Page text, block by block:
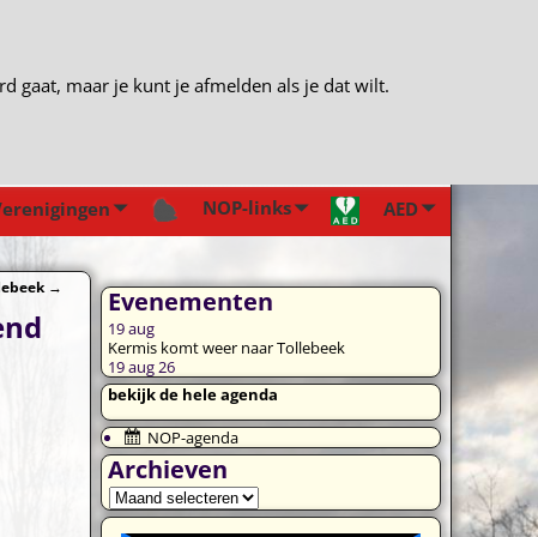
NOP-links AED
→ Evenementen
19aug
Kermis komt weer naar Tollebeek
19 aug 26
bekijk de hele agenda
NOP-agenda
Archieven
gaat, maar je kunt je afmelden als je dat wilt.